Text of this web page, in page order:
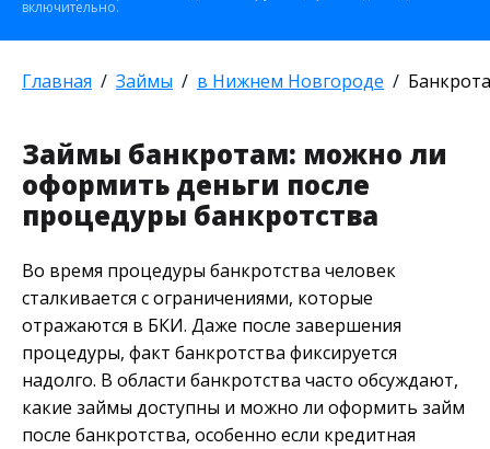
включительно.
Главная Займы в Нижнем Новгороде
Займы банкротам: можно ли
оформить деньги после
процедуры банкротства
Во время процедуры банкротства человек
сталкивается с ограничениями, которые
отражаются в БКИ. Даже после завершения
процедуры, факт банкротства фиксируется
надолго. В области банкротства часто обсуждают,
какие займы доступны и можно ли оформить займ
после банкротства, особенно если кредитная